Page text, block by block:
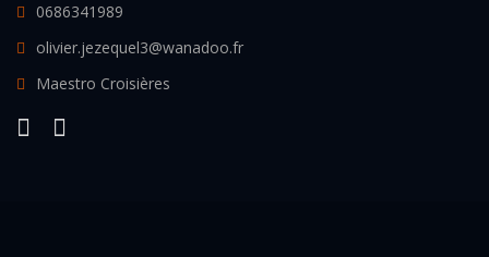
0686341989
olivier.jezequel3@wanadoo.fr
Maestro Croisières